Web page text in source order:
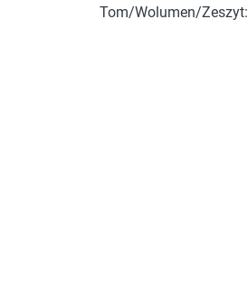
Tom/Wolumen/Zeszyt: